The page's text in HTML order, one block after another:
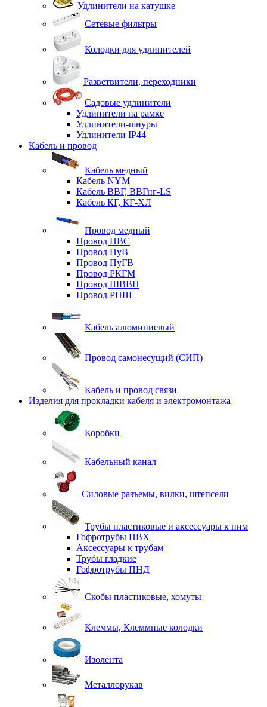
Удлинители на катушке
Сетевые фильтры
Колодки для удлинителей
Разветвители, переходники
Садовые удлинители
Удлинители на рамке
Удлинители-шнуры
Удлинители IP44
Кабель и провод
Кабель медный
Кабель NYM
Кабель ВВГ, ВВГнг-LS
Кабель КГ, КГ-ХЛ
Провод медный
Провод ПВС
Провод ПуВ
Провод ПуГВ
Провод РКГМ
Провод ШВВП
Провод РПШ
Кабель алюминиевый
Провод самонесущий (СИП)
Кабель и провод связи
Изделия для прокладки кабеля и электромонтажа
Коробки
Кабельный канал
Силовые разъемы, вилки, штепсели
Трубы пластиковые и аксессуары к ним
Гофротрубы ПВХ
Аксессуары к трубам
Трубы гладкие
Гофротрубы ПНД
Скобы пластиковые, хомуты
Клеммы, Клеммные колодки
Изолента
Металлорукав